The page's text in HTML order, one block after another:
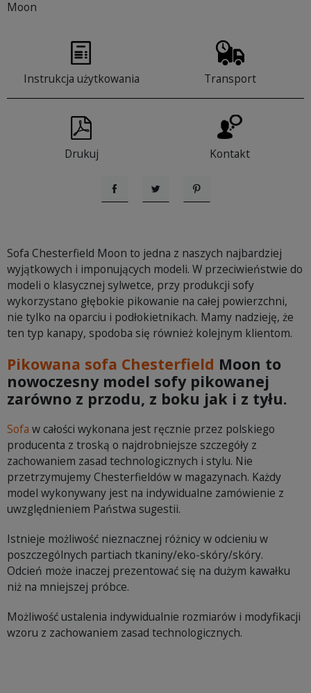
Moon
Instrukcja użytkowania Transport
Drukuj Kontakt
UdostępnijTweetujPinterest
Sofa Chesterfield Moon to jedna z naszych najbardziej
wyjątkowych i imponujących modeli. W przeciwieństwie do
modeli o klasycznej sylwetce, przy produkcji sofy
wykorzystano głębokie pikowanie na całej powierzchni,
nie tylko na oparciu i podłokietnikach. Mamy nadzieję, że
ten typ kanapy, spodoba się również kolejnym klientom.
Pikowana sofa Chesterfield Moon to
nowoczesny model sofy pikowanej
zarówno z przodu, z boku jak i z tyłu.
Sofa w całości wykonana jest ręcznie przez polskiego
producenta z troską o najdrobniejsze szczegóły z
zachowaniem zasad technologicznych i stylu. Nie
przetrzymujemy Chesterfieldów w magazynach. Każdy
model wykonywany jest na indywidualne zamówienie z
uwzględnieniem Państwa sugestii.
Istnieje możliwość nieznacznej różnicy w odcieniu w
poszczególnych partiach tkaniny/eko-skóry/skóry.
Odcień może inaczej prezentować się na dużym kawałku
niż na mniejszej próbce.
Możliwość ustalenia indywidualnie rozmiarów i modyfikacji
wzoru z zachowaniem zasad technologicznych.